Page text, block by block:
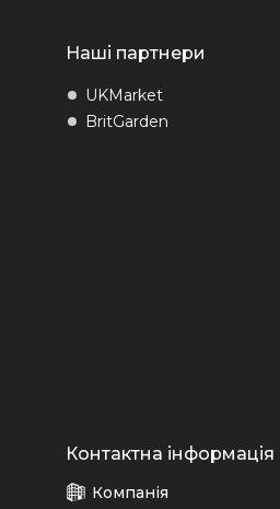
Наші партнери
UKMarket
BritGarden